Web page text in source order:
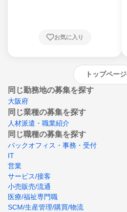
崎県、熊本県、大分県、宮崎県、鹿児島県、
お気に入り
トップペー
同じ勤務地の募集を探す
大阪府
同じ業種の募集を探す
人材派遣・職業紹介
同じ職種の募集を探す
バックオフィス・事務・受付
IT
営業
サービス/接客
小売販売/流通
医療/福祉専門職
SCM/生産管理/購買/物流